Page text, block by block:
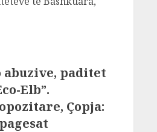
paditet
Elb”.
Çopja: